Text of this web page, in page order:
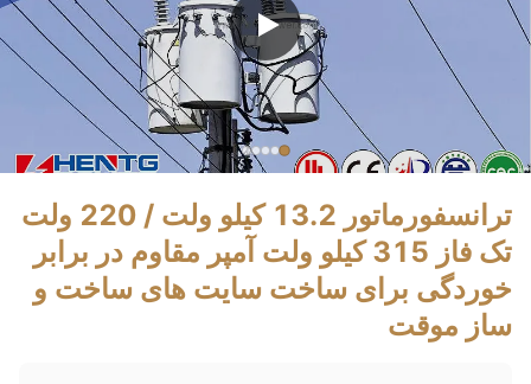
ترانسفورماتور 13.2 کیلو ولت / 220 ولت
تک فاز 315 کیلو ولت آمپر مقاوم در برابر
خوردگی برای ساخت سایت های ساخت و
ساز موقت